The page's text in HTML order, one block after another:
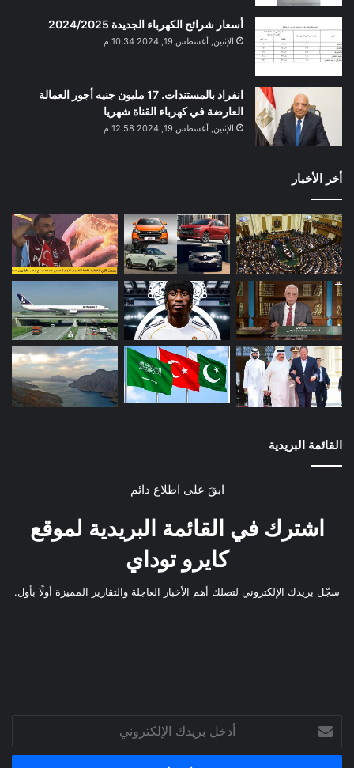
أسعار شرائح الكهرباء الجديدة 2024/2025
الإثنين, أغسطس 19, 2024 10:34 م
انفراد بالمستندات. 17 مليون جنيه أجور العمالة
العارضة في كهرباء القناة شهريا
الإثنين, أغسطس 19, 2024 12:58 م
أخر الأخبار
القائمة البريدية
ابقَ على اطلاع دائم
اشترك في القائمة البريدية لموقع
كايرو توداي
سجّل بريدك الإلكتروني لتصلك أهم الأخبار العاجلة والتقارير المميزة أولًا بأول.
بريدك
الإلكتروني